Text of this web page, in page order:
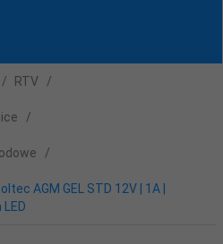
RTV
AGM GEL STD 12V | 1A |